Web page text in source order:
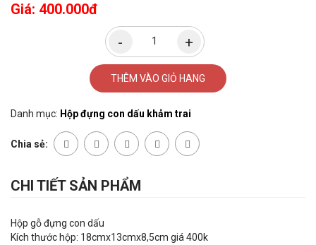
Giá: 400.000đ
THÊM VÀO GIỎ HANG
Danh mục: Hộp đựng con dấu khảm trai
Chia sẻ:
CHI TIẾT SẢN PHẨM
Hộp gỗ đựng con dấu
Kích thước hộp: 18cmx13cmx8,5cm giá 400k